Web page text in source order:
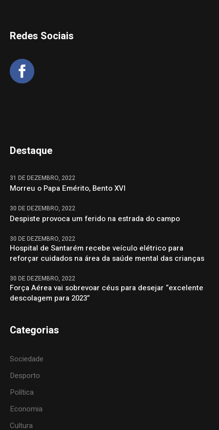
Redes Sociais
Destaque
31 DE DEZEMBRO, 2022
Morreu o Papa Emérito, Bento XVI
30 DE DEZEMBRO, 2022
Despiste provoca um ferido na estrada do campo
30 DE DEZEMBRO, 2022
Hospital de Santarém recebe veículo elétrico para
reforçar cuidados na área da saúde mental das crianças
30 DE DEZEMBRO, 2022
Força Aérea vai sobrevoar céus para desejar “excelente
descolagem para 2023”
Categorias
Sociedade
Desporto
Política
Economia
Cultura